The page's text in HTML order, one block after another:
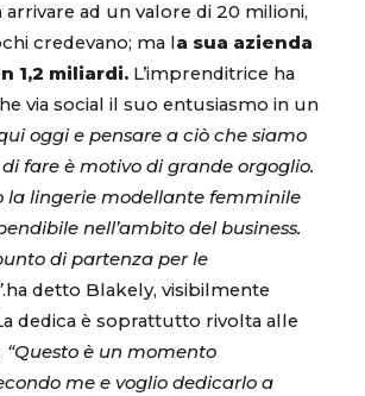
arrivare ad un valore di 20 milioni,
credevano; ma l a sua azienda
1,2 miliardi. L’imprenditrice ha
via social il suo entusiasmo in un
oggi e pensare a ciò che siamo
fare è motivo di grande orgoglio.
la lingerie modellante femminile
nell’ambito del business.
di partenza per le
.ha detto Blakely, visibilmente
dedica è soprattutto rivolta alle
“Questo è un momento
me e voglio dedicarlo a